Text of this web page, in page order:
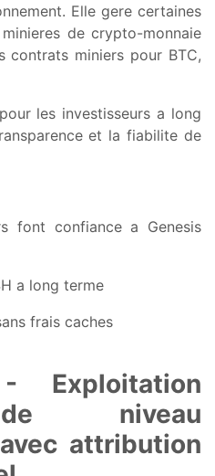
Elle gere certaines
de crypto-monnaie
contrats miniers pour BTC,
les investisseurs a long
et la fiabilite de
font confiance a Genesis
a long terme
frais caches
Exploitation
niveau
attribution